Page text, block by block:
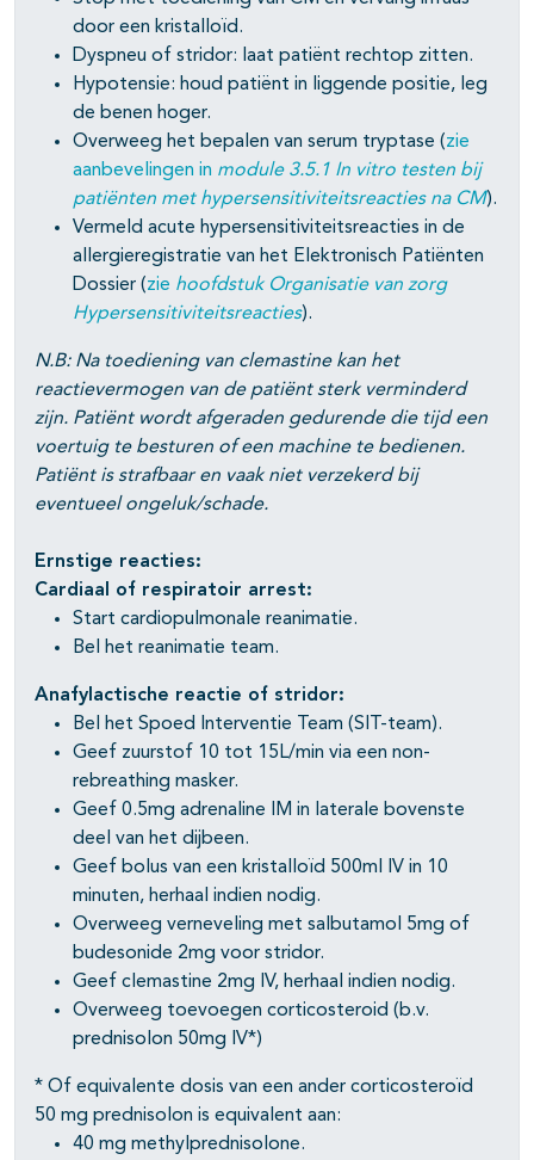
door een kristalloïd.
Dyspneu of stridor: laat patiënt rechtop zitten.
Hypotensie: houd patiënt in liggende positie, leg
de benen hoger.
Overweeg het bepalen van serum tryptase (zie
aanbevelingen in module 3.5.1 In vitro testen bij
patiënten met hypersensitiviteitsreacties na CM).
Vermeld acute hypersensitiviteitsreacties in de
allergieregistratie van het Elektronisch Patiënten
Dossier (zie hoofdstuk Organisatie van zorg
Hypersensitiviteitsreacties).
N.B: Na toediening van clemastine kan het
reactievermogen van de patiënt sterk verminderd
zijn. Patiënt wordt afgeraden gedurende die tijd een
voertuig te besturen of een machine te bedienen.
Patiënt is strafbaar en vaak niet verzekerd bij
eventueel ongeluk/schade.
Ernstige reacties:
Cardiaal of respiratoir arrest:
Start cardiopulmonale reanimatie.
Bel het reanimatie team.
Anafylactische reactie of stridor:
Bel het Spoed Interventie Team (SIT-team).
Geef zuurstof 10 tot 15L/min via een non-
rebreathing masker.
Geef 0.5mg adrenaline IM in laterale bovenste
deel van het dijbeen.
Geef bolus van een kristalloïd 500ml IV in 10
minuten, herhaal indien nodig.
Overweeg verneveling met salbutamol 5mg of
budesonide 2mg voor stridor.
Geef clemastine 2mg IV, herhaal indien nodig.
Overweeg toevoegen corticosteroid (b.v.
prednisolon 50mg IV*)
* Of equivalente dosis van een ander corticosteroïd
50 mg prednisolon is equivalent aan:
40 mg methylprednisolone.